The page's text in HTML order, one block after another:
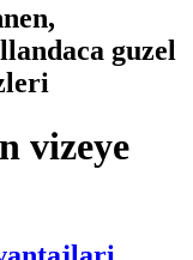
guzel
vizeye